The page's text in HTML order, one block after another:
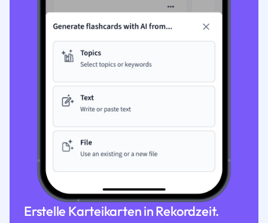
Erstelle Karteikarten in Rekordzeit.